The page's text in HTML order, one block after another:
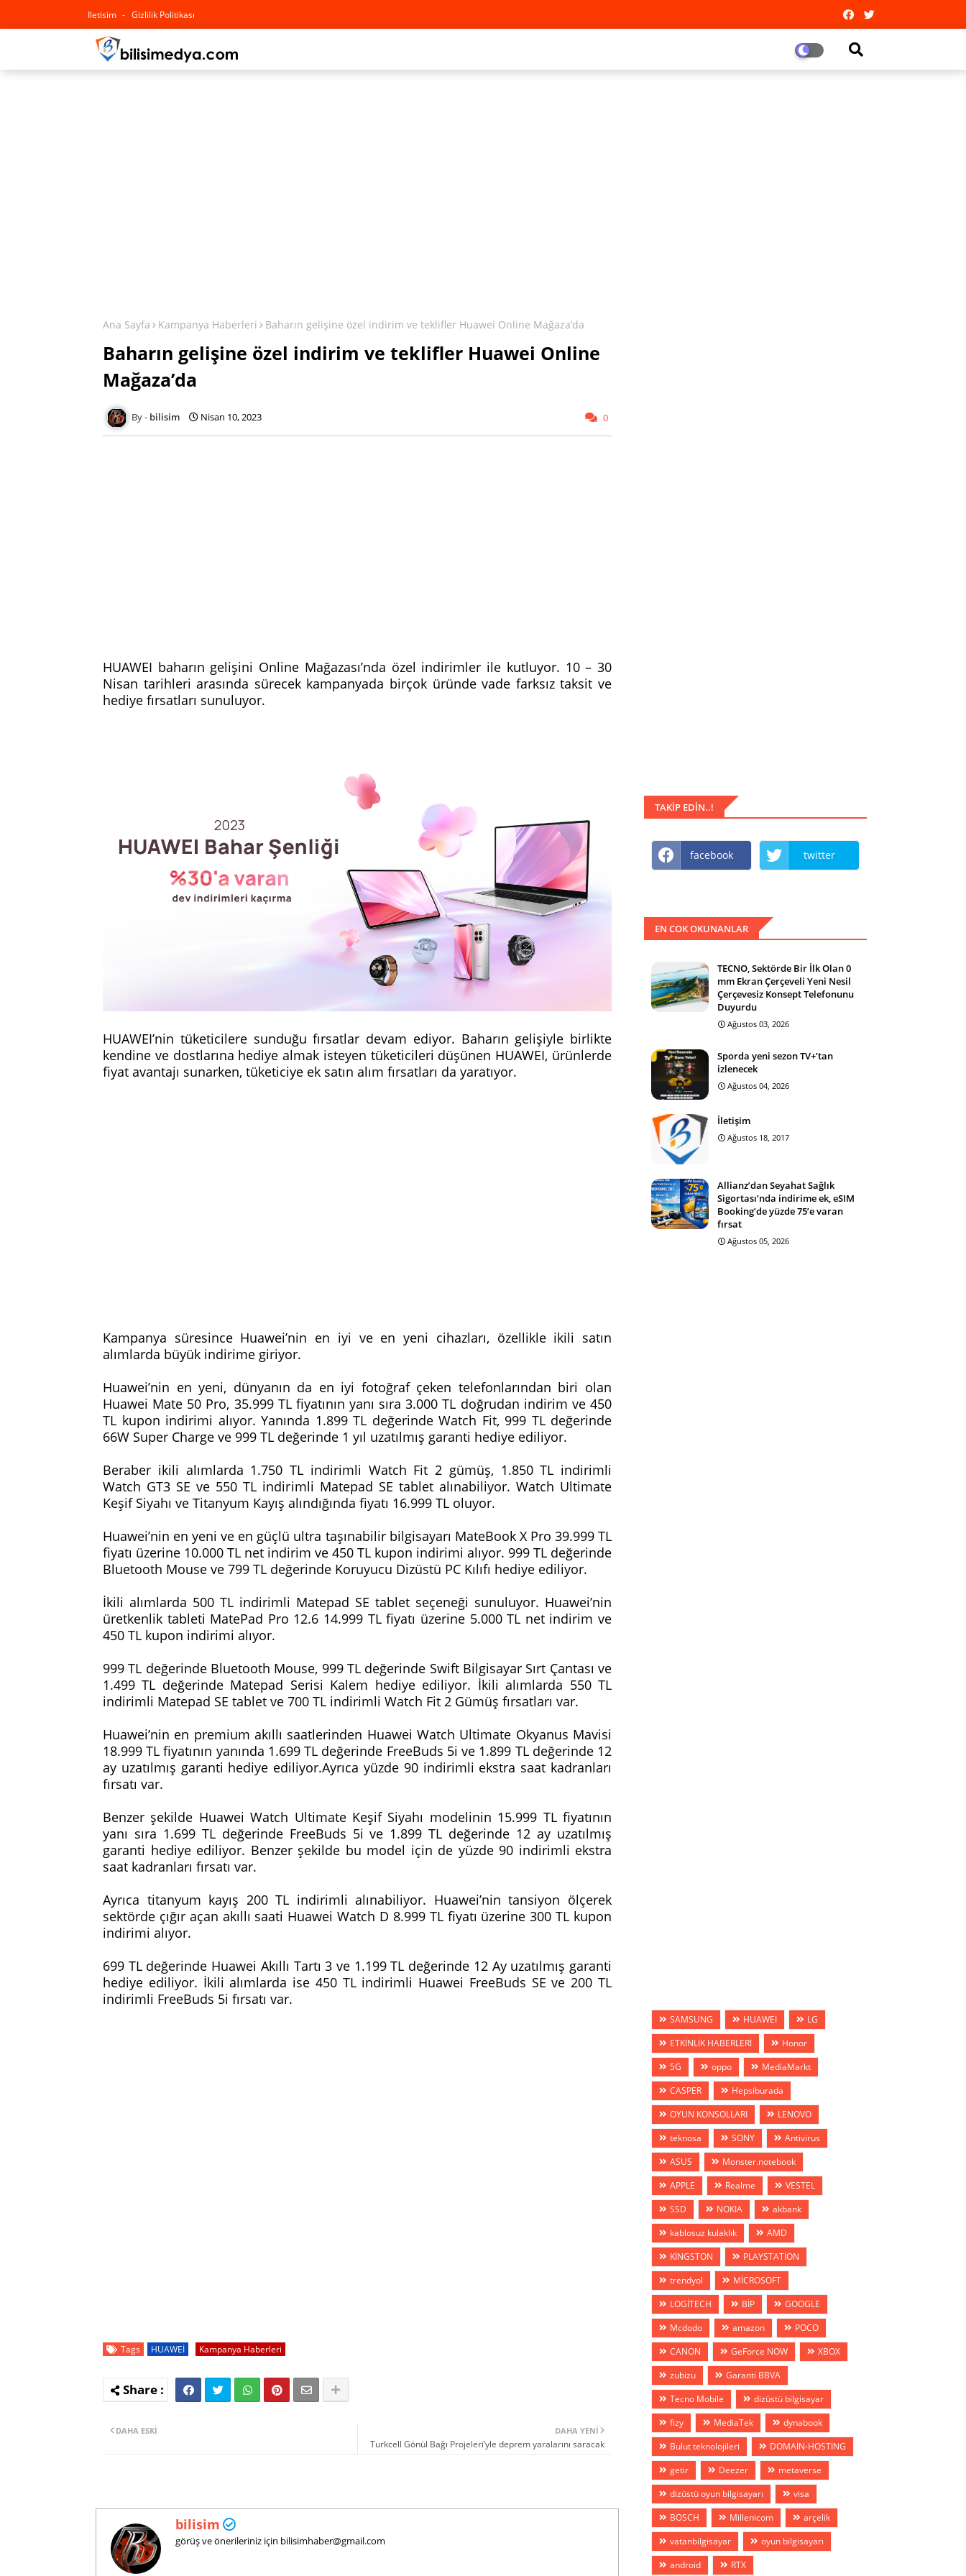
Iletisim Gizlilik Politikası
Ana Sayfa Kampanya Haberleri Baharın gelişine özel indirim ve teklifler Huawei Online Mağaza’da
Baharın gelişine özel indirim ve teklifler Huawei Online
Mağaza’da
bilisim Nisan 10, 2023 0
HUAWEI baharın gelişini Online Mağazası’nda özel indirimler ile kutluyor. 10 – 30
Nisan tarihleri arasında sürecek kampanyada birçok üründe vade farksız taksit ve
hediye fırsatları sunuluyor.
HUAWEI’nin tüketicilere sunduğu fırsatlar devam ediyor. Baharın gelişiyle birlikte
kendine ve dostlarına hediye almak isteyen tüketicileri düşünen HUAWEI, ürünlerde
fiyat avantajı sunarken, tüketiciye ek satın alım fırsatları da yaratıyor.
Kampanya süresince Huawei’nin en iyi ve en yeni cihazları, özellikle ikili satın
alımlarda büyük indirime giriyor.
Huawei’nin en yeni, dünyanın da en iyi fotoğraf çeken telefonlarından biri olan
Huawei Mate 50 Pro, 35.999 TL fiyatının yanı sıra 3.000 TL doğrudan indirim ve 450
TL kupon indirimi alıyor. Yanında 1.899 TL değerinde Watch Fit, 999 TL değerinde
66W Super Charge ve 999 TL değerinde 1 yıl uzatılmış garanti hediye ediliyor.
Beraber ikili alımlarda 1.750 TL indirimli Watch Fit 2 gümüş, 1.850 TL indirimli
Watch GT3 SE ve 550 TL indirimli Matepad SE tablet alınabiliyor. Watch Ultimate
Keşif Siyahı ve Titanyum Kayış alındığında fiyatı 16.999 TL oluyor.
Huawei’nin en yeni ve en güçlü ultra taşınabilir bilgisayarı MateBook X Pro 39.999 TL
fiyatı üzerine 10.000 TL net indirim ve 450 TL kupon indirimi alıyor. 999 TL değerinde
Bluetooth Mouse ve 799 TL değerinde Koruyucu Dizüstü PC Kılıfı hediye ediliyor.
İkili alımlarda 500 TL indirimli Matepad SE tablet seçeneği sunuluyor. Huawei’nin
üretkenlik tableti MatePad Pro 12.6 14.999 TL fiyatı üzerine 5.000 TL net indirim ve
450 TL kupon indirimi alıyor.
999 TL değerinde Bluetooth Mouse, 999 TL değerinde Swift Bilgisayar Sırt Çantası ve
1.499 TL değerinde Matepad Serisi Kalem hediye ediliyor. İkili alımlarda 550 TL
indirimli Matepad SE tablet ve 700 TL indirimli Watch Fit 2 Gümüş fırsatları var.
Huawei’nin en premium akıllı saatlerinden Huawei Watch Ultimate Okyanus Mavisi
18.999 TL fiyatının yanında 1.699 TL değerinde FreeBuds 5i ve 1.899 TL değerinde 12
ay uzatılmış garanti hediye ediliyor.Ayrıca yüzde 90 indirimli ekstra saat kadranları
fırsatı var.
Benzer şekilde Huawei Watch Ultimate Keşif Siyahı modelinin 15.999 TL fiyatının
yanı sıra 1.699 TL değerinde FreeBuds 5i ve 1.899 TL değerinde 12 ay uzatılmış
garanti hediye ediliyor. Benzer şekilde bu model için de yüzde 90 indirimli ekstra
saat kadranları fırsatı var.
Ayrıca titanyum kayış 200 TL indirimli alınabiliyor. Huawei’nin tansiyon ölçerek
sektörde çığır açan akıllı saati Huawei Watch D 8.999 TL fiyatı üzerine 300 TL kupon
indirimi alıyor.
699 TL değerinde Huawei Akıllı Tartı 3 ve 1.199 TL değerinde 12 Ay uzatılmış garanti
hediye ediliyor. İkili alımlarda ise 450 TL indirimli Huawei FreeBuds SE ve 200 TL
indirimli FreeBuds 5i fırsatı var.
Tags HUAWEİ Kampanya Haberleri
DAHA YENI
Turkcell Gönül Bağı Projeleri’yle deprem yaralarını saracak
DAHA ESKI
bilisim
görüş ve önerileriniz için bilisimhaber@gmail.com
TAKIP EDIN..!
facebook twitter
EN COK OKUNANLAR
TECNO, Sektörde Bir İlk Olan 0
mm Ekran Çerçeveli Yeni Nesil
Çerçevesiz Konsept Telefonunu
Duyurdu
Ağustos 03, 2026
Sporda yeni sezon TV+’tan
izlenecek
Ağustos 04, 2026
İletişim
Ağustos 18, 2017
Allianz’dan Seyahat Sağlık
Sigortası’nda indirime ek, eSIM
Booking’de yüzde 75’e varan
fırsat
Ağustos 05, 2026
SAMSUNG HUAWEİ
LG
ETKİNLİK HABERLERİ
Honor
5G
oppo
MediaMarkt
CASPER
Hepsiburada
OYUN KONSOLLARI
LENOVO
teknosa
SONY
Antivirus
ASUS
Monster.notebook
APPLE
Realme
VESTEL
SSD
NOKIA
akbank
kablosuz kulaklık
AMD
KİNGSTON
PLAYSTATİON
trendyol
MİCROSOFT
LOGİTECH
BİP
GOOGLE
Mcdodo
amazon
POCO
CANON
GeForce NOW
XBOX
zubizu
Garanti BBVA
Tecno Mobile
dizüstü bilgisayar
fizy
MediaTek
dynabook
Bulut teknolojileri
DOMAİN-HOSTİNG
getir
Deezer
metaverse
dizüstü oyun bilgisayarı
visa
BOSCH
Millenicom
arçelik
vatanbilgisayar
oyun bilgisayarı
android
RTX